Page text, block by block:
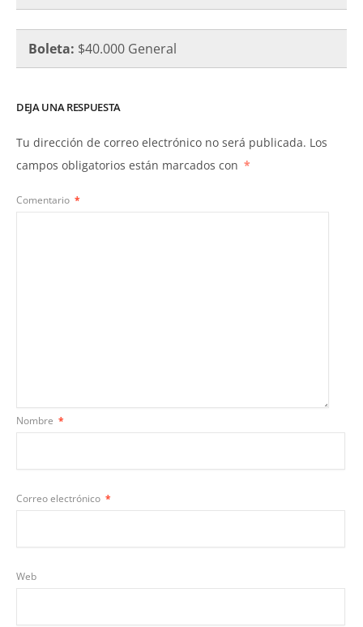
Boleta: $40.000 General
DEJA UNA RESPUESTA
Tu dirección de correo electrónico no será publicada. Los
campos obligatorios están marcados con *
Comentario *
Nombre *
Correo electrónico *
Web